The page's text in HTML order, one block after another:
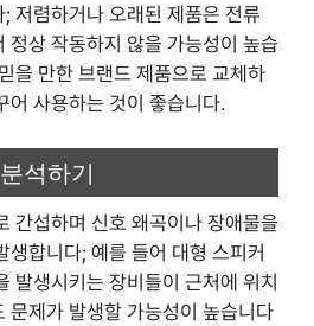
저렴하거나 오래된 제품은 전류
정상 작동하지 않을 가능성이 높습
을 만한 브랜드 제품으로 교체하
어 사용하는 것이 좋습니다.
석하기
간섭하며 신호 왜곡이나 장애물을
생합니다; 예를 들어 대형 스피커
발생시키는 장비들이 근처에 위치
문제가 발생할 가능성이 높습니다